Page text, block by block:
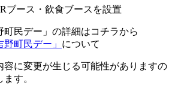
ブース・飲食ブースを設置
町民デー」の詳細はコチラから
野町民デー」 について
に変更が生じる可能性がありますの
す。